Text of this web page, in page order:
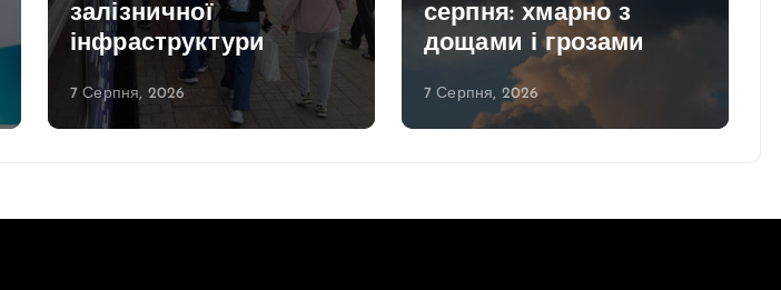
залізничної
інфраструктури
7 Серпня, 2026
серпня: хмарно з
дощами і грозами
7 Серпня, 2026